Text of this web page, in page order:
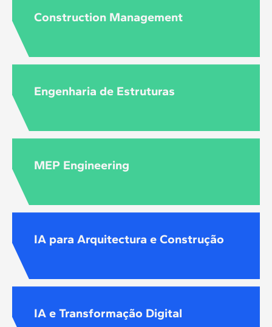
Construction Management
Engenharia de Estruturas
MEP Engineering
IA para Arquitectura e Construção
IA e Transformação Digital